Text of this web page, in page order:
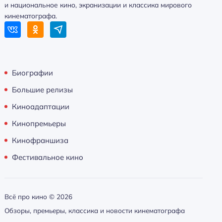
и национальное кино, экранизации и классика мирового
кинематографа.
Биографии
Большие релизы
Киноадаптации
Кинопремьеры
Кинофраншиза
Фестивальное кино
Всё про кино © 2026
Обзоры, премьеры, классика и новости кинематографа